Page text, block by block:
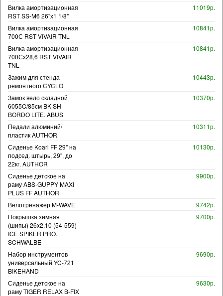
Вилка амортизационная
RST SS-M6 26"х1 1/8"
11019р.
Вилка амортизационная
700С RST VIVAIR TNL
10841р.
Вилка амортизационная
700Сх28,6 RST VIVAIR
TNL
10841р.
Зажим для стенда
ремонтного CYCLO
10443р.
Замок вело складной
6055C/85см BK SH
BORDO LITE. ABUS
10370р.
Педали алюминий/
пластик AUTHOR
10311р.
Сиденье Koari FF 29" на
подсед. штырь, 29", до
22кг. AUTHOR
10130р.
Сиденье детское на
раму ABS-GUPPY MAXI
PLUS FF AUTHOR
9900р.
Велотренажер M-WAVE
9742р.
Покрышка зимняя
(шипы) 26x2.10 (54-559)
ICE SPIKER PRO.
SCHWALBE
9700р.
Набор инструментов
универсальный YC-721
BIKEHAND
9690р.
Сиденье детское на
раму TIGER RELAX B-FIX
9630р.